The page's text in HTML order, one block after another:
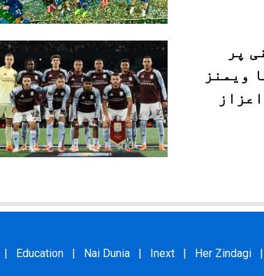
پر
ویمنز
Education Nai Dunia Inext Her Zindagi